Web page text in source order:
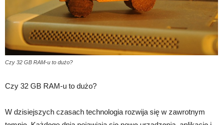
Czy 32 GB RAM-u to dużo?
Czy 32 GB RAM-u to dużo?
W dzisiejszych czasach technologia rozwija się w zawrotnym